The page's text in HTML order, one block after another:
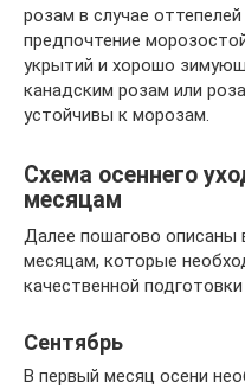
розам в случае
предпочтение
укрытий и хорошо
канадским розам или
устойчивы к морозам.
Схема осеннего
месяцам
Далее пошагово описаны
месяцам, которые
качественной
Сентябрь
В первый месяц осени